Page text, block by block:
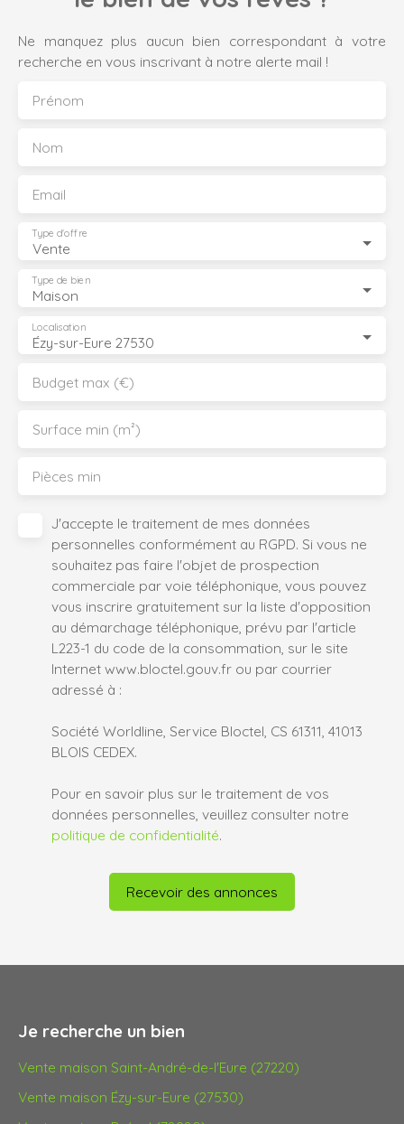
Ne manquez plus aucun bien correspondant à votre
recherche en vous inscrivant à notre alerte mail !
Prénom
Nom
Email
Vente
Type d'offre
Maison
Type de bien
Ézy-sur-Eure 27530
Localisation
Budget max (€)
Surface min (m²)
Pièces min
J'accepte le traitement de mes données
personnelles conformément au RGPD. Si vous ne
souhaitez pas faire l'objet de prospection
commerciale par voie téléphonique, vous pouvez
vous inscrire gratuitement sur la liste d'opposition
au démarchage téléphonique, prévu par l'article
L223-1 du code de la consommation, sur le site
Internet www.bloctel.gouv.fr ou par courrier
adressé à :
Société Worldline, Service Bloctel, CS 61311, 41013
BLOIS CEDEX.
Pour en savoir plus sur le traitement de vos
données personnelles, veuillez consulter notre
politique de confidentialité.
Recevoir des annonces
Je recherche un bien
Vente maison Saint-André-de-l'Eure (27220)
Vente maison Ézy-sur-Eure (27530)